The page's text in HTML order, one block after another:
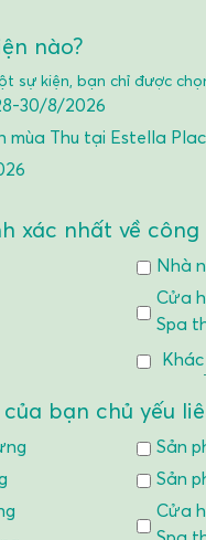
nào?
sự kiện, bạn chỉ được
30/8/2026
mùa Thu tại Estella
xác nhất về
Nhà
Cửa
Spa
Khác
bạn chủ yếu
Sản
Sản
Cửa